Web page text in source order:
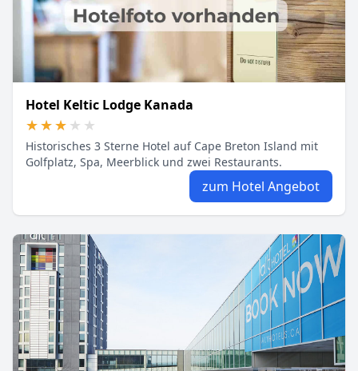
Hotel Keltic Lodge Kanada
★★★★★
★★★★★
Historisches 3 Sterne Hotel auf Cape Breton Island mit
Golfplatz, Spa, Meerblick und zwei Restaurants.
zum Hotel Angebot